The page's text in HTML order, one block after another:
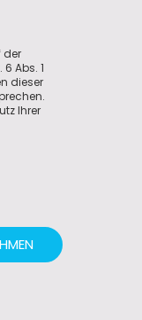
der
Abs. 1
dieser
Ihrer